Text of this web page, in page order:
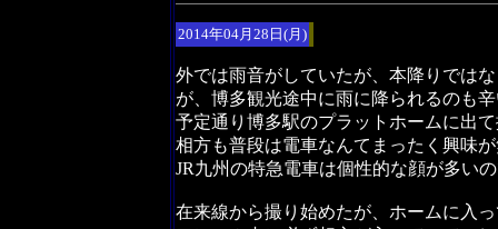
2014年04月28日(月)
外では雨音がしていたが、本降りでは
が、博多観光途中に雨に降られるのも
予定通り博多駅のプラットホームに出
相方も普段は電車なんてまったく興味
JR九州の特急電車は個性的な顔が多い
在来線から撮り始めたが、ホームに入